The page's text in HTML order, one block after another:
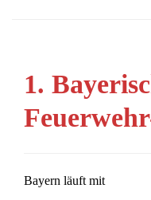
1.
Bayern läuft mit